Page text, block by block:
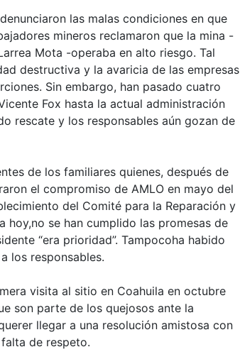
las malas condiciones en que
mineros reclamaron que la mina -
Mota -operaba en alto riesgo. Tal
destructiva y la avaricia de las empresas
Sin embargo, han pasado cuatro
Fox hasta la actual administración
rescate y los responsables aún gozan de
de los familiares quienes, después de
el compromiso de AMLO en mayo del
del Comité para la Reparación y
hoy,no se han cumplido las promesas de
“era prioridad”. Tampocoha habido
los responsables.
visita al sitio en Coahuila en octubre
son parte de los quejosos ante la
llegar a una resolución amistosa con
de respeto.